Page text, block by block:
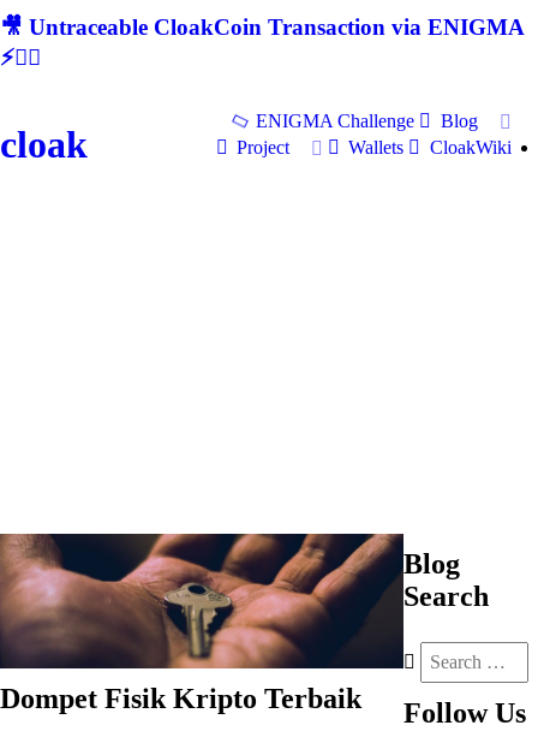
🎥 Untraceable CloakCoin Transaction via ENIGMA
⚡🕵‍♂
cloak
ENIGMA Challenge
Blog
Project
Wallets CloakWiki
Dompet Fisik Kripto Terbaik
Blog
Search
Follow Us